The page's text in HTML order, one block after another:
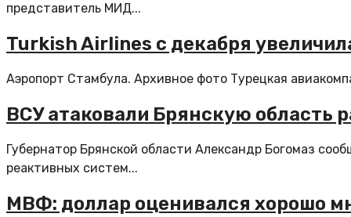
представитель МИД...
Turkish Airlines с декабря
Аэропорт Стамбула. Архивное фото Турецкая
ВСУ атаковали Брянскую область
Губернатор Брянской области Александр Богомаз
реактивных систем...
МВФ: доллар оценивался хорошо